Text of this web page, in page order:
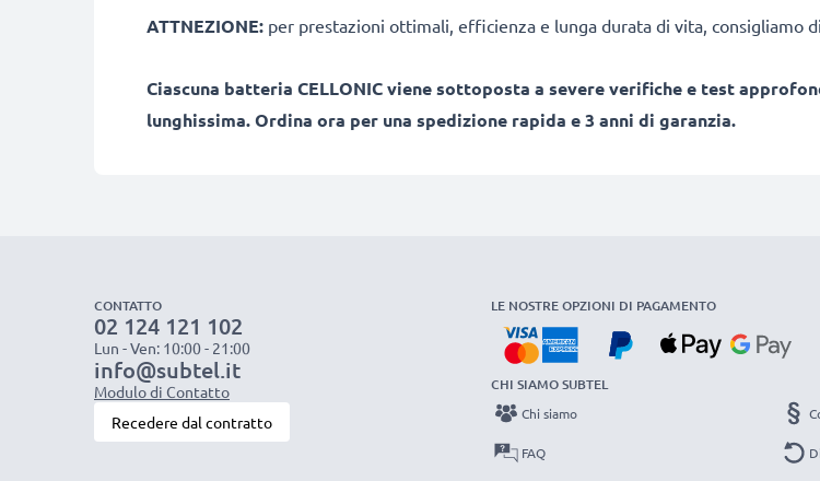
ATTNEZIONE: per prestazioni ottimali, efficienza e lunga durata di vita, consigliamo
Ciascuna batteria CELLONIC viene sottoposta a severe verifiche e test
lunghissima. Ordina ora per una spedizione rapida e 3 anni di garanzia.
CONTATTO
02 124 121 102
Lun - Ven: 10:00 - 21:00
info@subtel.it
Modulo di Contatto
Recedere dal contratto
LE NOSTRE OPZIONI DI PAGAMENTO
CHI SIAMO SUBTEL
Chi siamo
FAQ